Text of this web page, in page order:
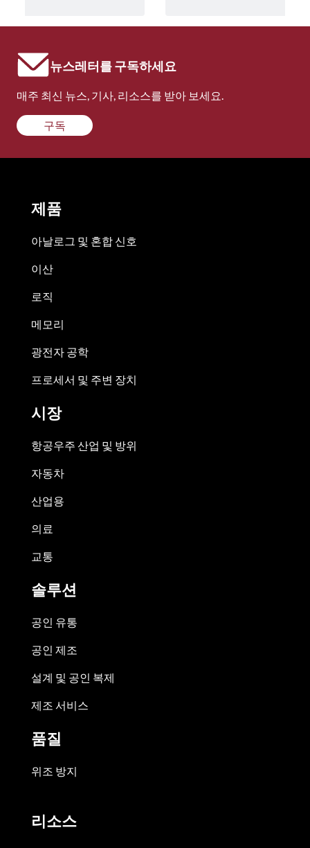
뉴스레터를 구독하세요
매주 최신 뉴스, 기사, 리소스를 받아 보세요.
구독
제품
아날로그 및 혼합 신호
이산
로직
메모리
광전자 공학
프로세서 및 주변 장치
시장
항공우주 산업 및 방위
자동차
산업용
의료
교통
솔루션
공인 유통
공인 제조
설계 및 공인 복제
제조 서비스
품질
위조 방지
리소스